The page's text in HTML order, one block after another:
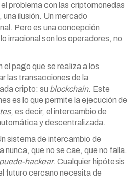
problema con las criptomonedas
una ilusión. Un mercado
Pero es una concepción
irracional son los operadores, no
pago que se realiza a los
las transacciones de la
cripto: su blockchain. Este
es lo que permite la ejecución de
, es decir, el intercambio de
y descentralizada.
sistema de intercambio de
nunca, que no se cae, que no falla.
hackear. Cualquier hipótesis
futuro cercano necesita de